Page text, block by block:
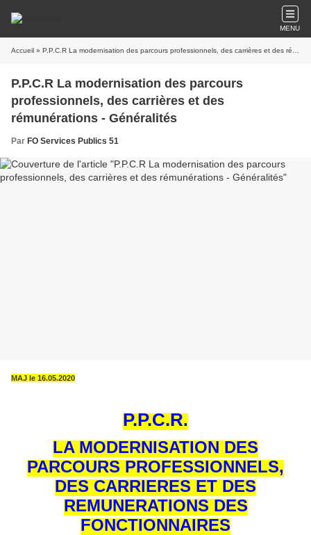
MENU
Accueil » P.P.C.R La modernisation des parcours professionnels, des carrières et des rémunérations - Généralités
P.P.C.R La modernisation des parcours
professionnels, des carrières et des
rémunérations - Généralités
Par FO Services Publics 51
MAJ le 16.05.2020
P.P.C.R.
LA MODERNISATION DES
PARCOURS PROFESSIONNELS,
DES CARRIERES ET DES
REMUNERATIONS DES
FONCTIONNAIRES